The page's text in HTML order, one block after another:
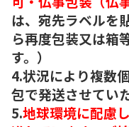
は、宛先ラベルを
ら再度包装又は箱
す。）
4.状況により複数
包で発送させてい
5.地球環境に配慮